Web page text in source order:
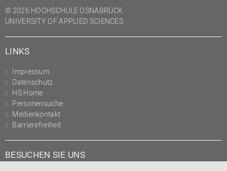
Studierendensekretariat
Studium und Lehre
Transfer- und
© 2026 HOCHSCHULE OSNABRÜCK
UNIVERSITY OF APPLIED SCIENCES
LINKS
Impressum
Datenschutz
HS Home
Personensuche
Medienkontakt
Barrierefreiheit
BESUCHEN SIE UNS